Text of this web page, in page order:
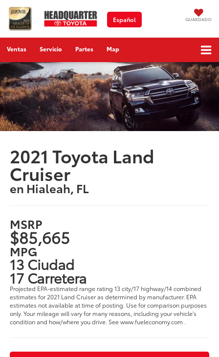
Español GUARDADO
Ventas Servicio Partes Map
2021 Toyota Land
Cruiser
en Hialeah, FL
MSRP
$85,665
MPG
13 Ciudad
17 Carretera
Projected EPA-estimated range rating 13 city/17 highway/14 combined
estimates for 2021 Land Cruiser as determined by manufacturer. EPA
estimates not available at time of posting. Use for comparison purposes
only. Your mileage will vary for many reasons, including your vehicle's
condition and how/where you drive. See www.fueleconomy.com .